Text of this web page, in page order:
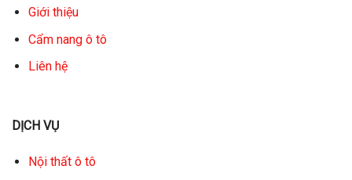
Giới thiệu
Cẩm nang ô tô
Liên hệ
DỊCH VỤ
Nội thất ô tô